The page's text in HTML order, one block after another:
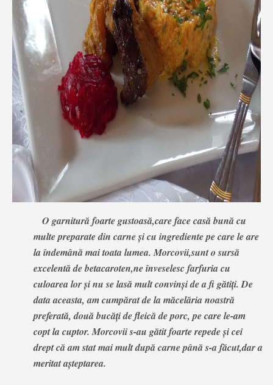
O garnitură foarte gustoasă,care face casă bună cu
multe preparate din carne și cu ingrediente pe care le are
la îndemână mai toata lumea. Morcovii,sunt o sursă
excelentă de betacaroten,ne înveselesc farfuria cu
culoarea lor și nu se lasă mult convinși de a fi gătiți. De
data aceasta, am cumpărat de la măcelăria noastră
preferată, două bucăți de fleică de porc, pe care le-am
copt la cuptor. Morcovii s-au gătit foarte repede și cei
drept că am stat mai mult după carne până s-a făcut,dar a
meritat așteptarea.